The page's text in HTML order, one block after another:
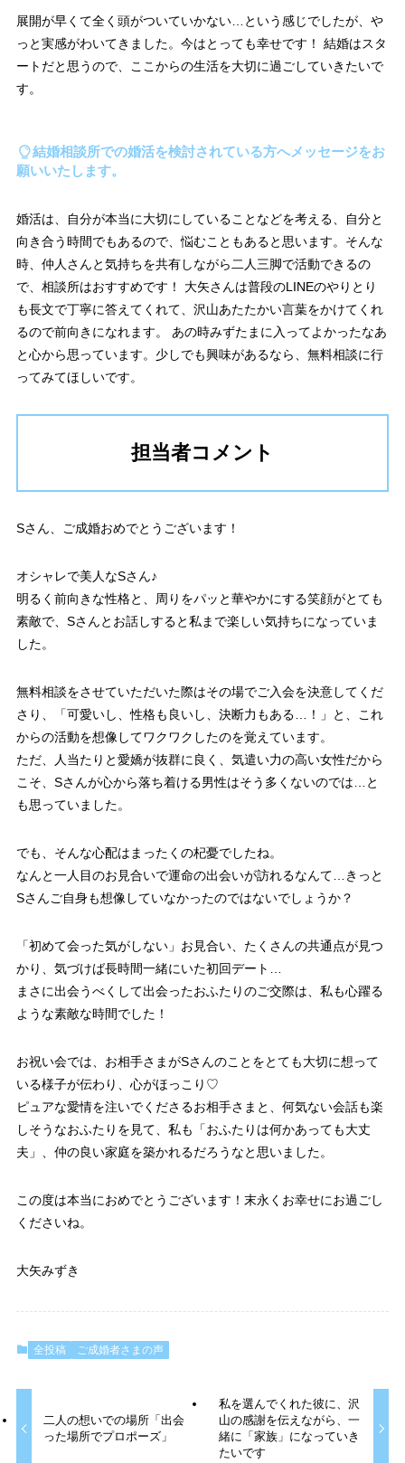
展開が早くて全く頭がついていかない…という感じでしたが、や
っと実感がわいてきました。今はとっても幸せです！ 結婚はスタ
ートだと思うので、ここからの生活を大切に過ごしていきたいで
す。
結婚相談所での婚活を検討されている方へメッセージをお
願いいたします。
婚活は、自分が本当に大切にしていることなどを考える、自分と
向き合う時間でもあるので、悩むこともあると思います。そんな
時、仲人さんと気持ちを共有しながら二人三脚で活動できるの
で、相談所はおすすめです！ 大矢さんは普段のLINEのやりとり
も長文で丁寧に答えてくれて、沢山あたたかい言葉をかけてくれ
るので前向きになれます。 あの時みずたまに入ってよかったなあ
と心から思っています。少しでも興味があるなら、無料相談に行
ってみてほしいです。
担当者コメント
Sさん、ご成婚おめでとうございます！
オシャレで美人なSさん♪
明るく前向きな性格と、周りをパッと華やかにする笑顔がとても
素敵で、Sさんとお話しすると私まで楽しい気持ちになっていま
した。
無料相談をさせていただいた際はその場でご入会を決意してくだ
さり、「可愛いし、性格も良いし、決断力もある…！」と、これ
からの活動を想像してワクワクしたのを覚えています。
ただ、人当たりと愛嬌が抜群に良く、気遣い力の高い女性だから
こそ、Sさんが心から落ち着ける男性はそう多くないのでは…と
も思っていました。
でも、そんな心配はまったくの杞憂でしたね。
なんと一人目のお見合いで運命の出会いが訪れるなんて…きっと
Sさんご自身も想像していなかったのではないでしょうか？
「初めて会った気がしない」お見合い、たくさんの共通点が見つ
かり、気づけば長時間一緒にいた初回デート…
まさに出会うべくして出会ったおふたりのご交際は、私も心躍る
ような素敵な時間でした！
お祝い会では、お相手さまがSさんのことをとても大切に想って
いる様子が伝わり、心がほっこり♡
ピュアな愛情を注いでくださるお相手さまと、何気ない会話も楽
しそうなおふたりを見て、私も「おふたりは何かあっても大丈
夫」、仲の良い家庭を築かれるだろうなと思いました。
この度は本当におめでとうございます！末永くお幸せにお過ごし
くださいね。
大矢みずき
全投稿 ご成婚者さまの声
二人の想いでの場所「出会
った場所でプロポーズ」
私を選んでくれた彼に、沢
山の感謝を伝えながら、一
緒に「家族」になっていき
たいです